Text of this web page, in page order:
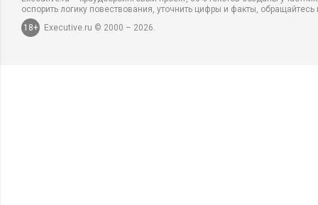
оспорить логику повествования, уточнить цифры и факты,
18+
Executive.ru © 2000 – 2026.